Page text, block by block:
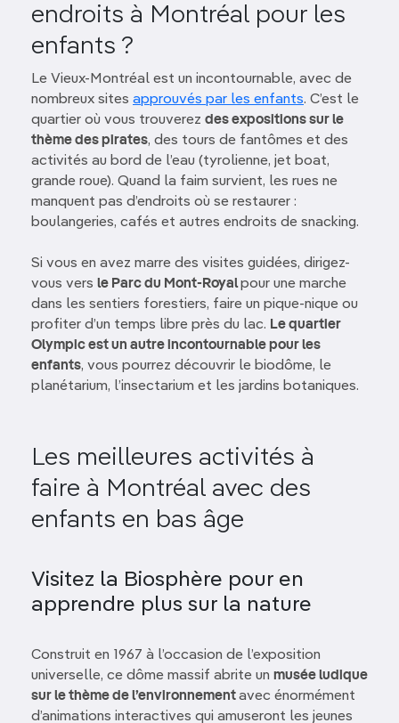
endroits à Montréal pour les
enfants ?
Le Vieux-Montréal est un incontournable, avec de
nombreux sites approuvés par les enfants. C’est le
quartier où vous trouverez des expositions sur le
thème des pirates, des tours de fantômes et des
activités au bord de l’eau (tyrolienne, jet boat,
grande roue). Quand la faim survient, les rues ne
manquent pas d’endroits où se restaurer :
boulangeries, cafés et autres endroits de snacking.
Si vous en avez marre des visites guidées, dirigez-
vous vers le Parc du Mont-Royalpour une marche
dans les sentiers forestiers, faire un pique-nique ou
profiter d’un temps libre près du lac. Le quartier
Olympic est un autre incontournable pour les
enfants, vous pourrez découvrir le biodôme, le
planétarium, l’insectarium et les jardins botaniques.
Les meilleures activités à
faire à Montréal avec des
enfants en bas âge
Visitez la Biosphère pour en
apprendre plus sur la nature
Construit en 1967 à l’occasion de l’exposition
universelle, ce dôme massif abrite un musée ludique
sur le thème de l’environnementavec énormément
d’animations interactives qui amuseront les jeunes